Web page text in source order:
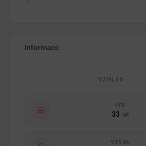
Informace
VZHLED
VĚK
33 let
VÝŠKA